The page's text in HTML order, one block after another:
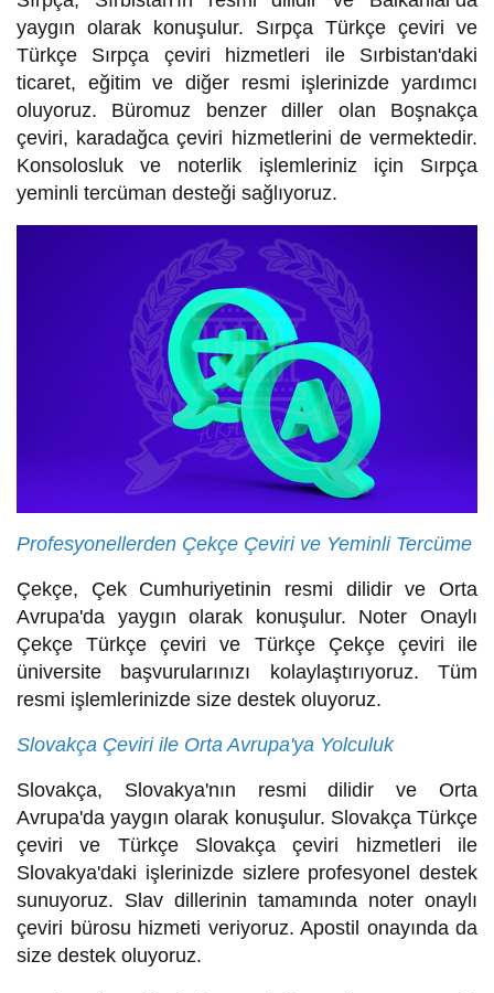
yaygın olarak konuşulur. Sırpça Türkçe çeviri ve
Türkçe Sırpça çeviri hizmetleri ile Sırbistan'daki
ticaret, eğitim ve diğer resmi işlerinizde yardımcı
oluyoruz. Büromuz benzer diller olan Boşnakça
çeviri, karadağca çeviri hizmetlerini de vermektedir.
Konsolosluk ve noterlik işlemleriniz için Sırpça
yeminli tercüman desteği sağlıyoruz.
Profesyonellerden Çekçe Çeviri ve Yeminli Tercüme
Çekçe, Çek Cumhuriyetinin resmi dilidir ve Orta
Avrupa'da yaygın olarak konuşulur. Noter Onaylı
Çekçe Türkçe çeviri ve Türkçe Çekçe çeviri ile
üniversite başvurularınızı kolaylaştırıyoruz. Tüm
resmi işlemlerinizde size destek oluyoruz.
Slovakça Çeviri ile Orta Avrupa'ya Yolculuk
Slovakça, Slovakya'nın resmi dilidir ve Orta
Avrupa'da yaygın olarak konuşulur. Slovakça Türkçe
çeviri ve Türkçe Slovakça çeviri hizmetleri ile
Slovakya'daki işlerinizde sizlere profesyonel destek
sunuyoruz. Slav dillerinin tamamında noter onaylı
çeviri bürosu hizmeti veriyoruz. Apostil onayında da
size destek oluyoruz.